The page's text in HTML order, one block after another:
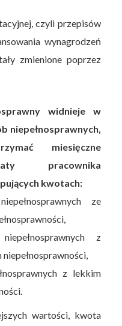
czyli przepisów
wynagrodzeń
zmienione poprzez
widnieje w
niepełnosprawnych,
miesięczne
pracownika
kwotach:
ze
z
z lekkim
wartości, kwota